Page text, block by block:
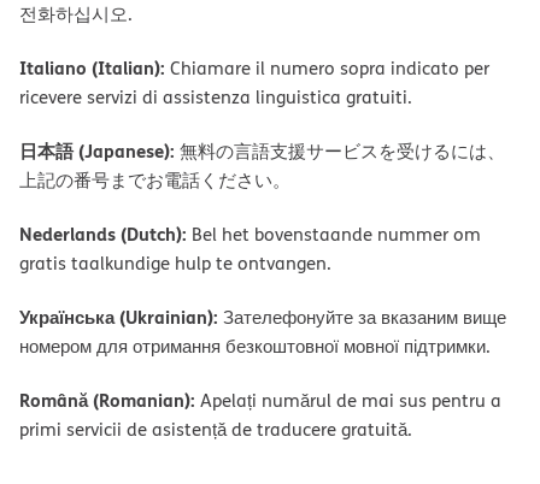
전화하십시오.
Italiano (Italian): Chiamare il numero sopra indicato per
ricevere servizi di assistenza linguistica gratuiti.
日本語 (Japanese): 無料の言語支援サービスを受けるには、
上記の番号までお電話ください。
Nederlands (Dutch): Bel het bovenstaande nummer om
gratis taalkundige hulp te ontvangen.
Українська (Ukrainian): Зателефонуйте за вказаним вище
номером для отримання безкоштовної мовної підтримки.
Română (Romanian): Apelați numărul de mai sus pentru a
primi servicii de asistență de traducere gratuită.